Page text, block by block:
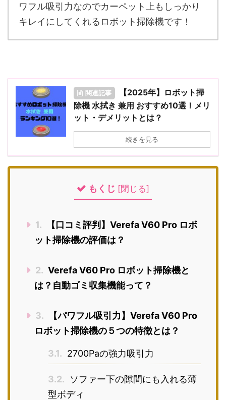
ワフル吸引力なのでカーペット上もしっかり
キレイにしてくれるロボット掃除機です！
関連記事
【2025年】ロボット掃
除機 水拭き 兼用 おすすめ10選！メリ
ット・デメリットとは？
続きを見る
もくじ [閉じる]
1.
【口コミ評判】Verefa V60 Pro ロボ
ット掃除機の評価は？
2. Verefa V60 Pro ロボット掃除機と
は？自動ゴミ収集機能って？
3.
【パワフル吸引力】Verefa V60 Pro
ロボット掃除機の５つの特徴とは？
3.1. 2700Paの強力吸引力
3.2.
ソファー下の隙間にも入れる薄
型ボディ